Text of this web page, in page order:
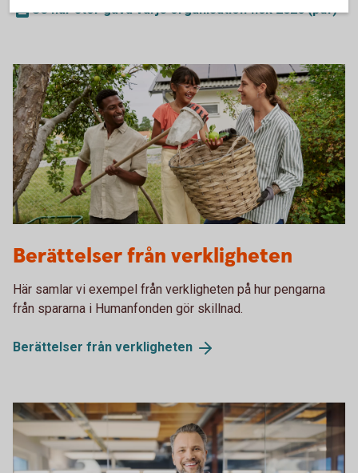
Se hur stor gåva varje organisation fick 2026 (pdf)
Berättelser från verkligheten
Här samlar vi exempel från verkligheten på hur pengarna
från spararna i Humanfonden gör skillnad.
Berättelser från verkligheten